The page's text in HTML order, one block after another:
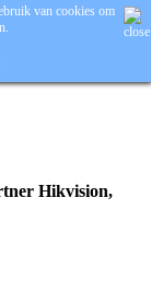
Hikvision,
van cookies om